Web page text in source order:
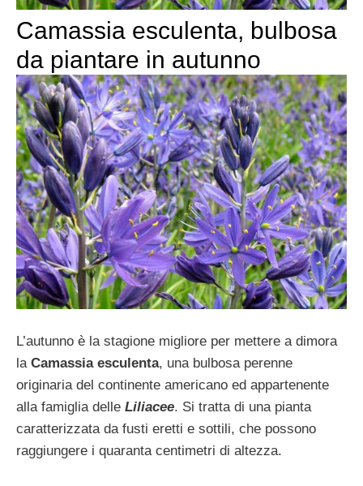
Camassia esculenta, bulbosa
da piantare in autunno
L’autunno è la stagione migliore per mettere a dimora
la Camassia esculenta, una bulbosa perenne
originaria del continente americano ed appartenente
alla famiglia delle Liliacee. Si tratta di una pianta
caratterizzata da fusti eretti e sottili, che possono
raggiungere i quaranta centimetri di altezza.